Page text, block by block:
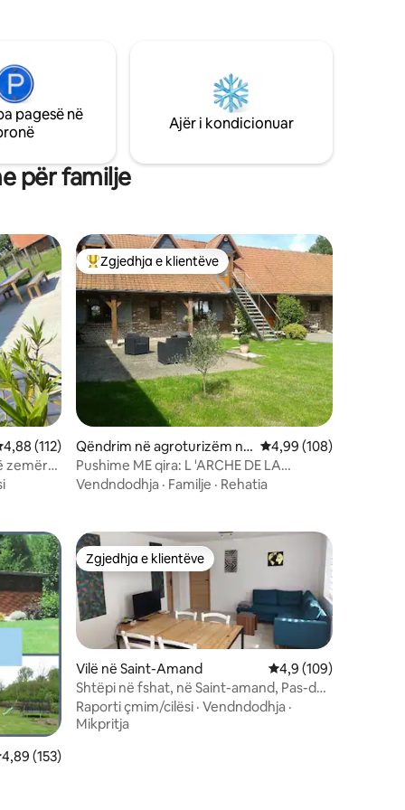
në
pagesë në
Ajër i kondicionuar
për familje
mesatar 4,88 nga 5, 112 vlerësime
4,88 (112)
zemër
Më të mirat e zgjedhjeve të klientëve
Zgjedhja e klientëve
Qëndrim në agroturizëm në
La Couture
Vlerësimi mesatar
4,99 (108)
Pushime ME qira: L 'ARCHE DE LA
COUTURE
Vendndodhja · Familje · Rehatia
mesatar 4,89 nga 5, 153 vlerësime
4,89 (153)
Zgjedhja e klientëve
Zgjedhja e klientëve
Vilë në Saint-Amand Vlerësimi mesatar
4,9 (109)
Shtëpi në fshat, në Saint-amand, Pas-de-
Calais
Raporti çmim/cilësi · Vendndodhja ·
Mikpritja